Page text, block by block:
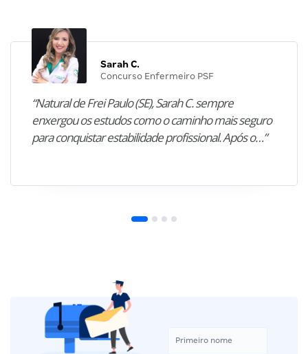
Sarah C.
Concurso Enfermeiro PSF
“Natural de Frei Paulo (SE), Sarah C. sempre
enxergou os estudos como o caminho mais seguro
para conquistar estabilidade profissional. Após o…”